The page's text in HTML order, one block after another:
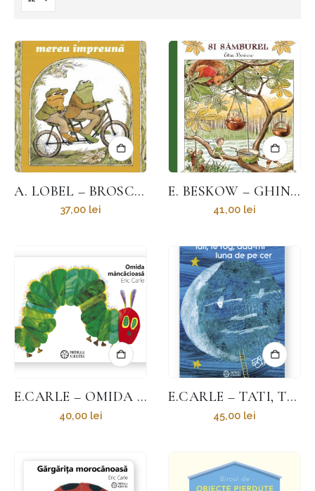
A. LOBEL – BROSCOI ȘI BROTAC, MEREU ÎMPREUNĂ
37,00 lei
E. BESKOW – GHINDOC, LINA ȘI SÂMBUREL
41,00 lei
E.CARLE – OMIDA MÂNCĂCIOASĂ
40,00 lei
E.CARLE – TATI, TE ROG, ADU-MI LUNA DE PE CER
45,00 lei